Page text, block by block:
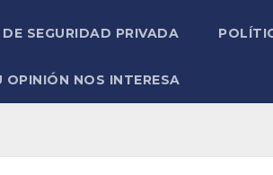
SEGURIDAD PRIVADA
OPINIÓN NOS INTERESA